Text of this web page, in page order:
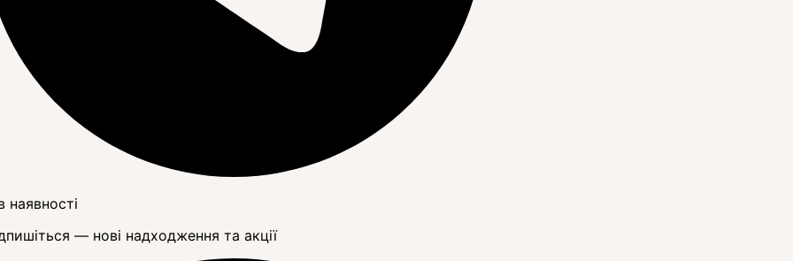
наявності
— нові надходження та акції